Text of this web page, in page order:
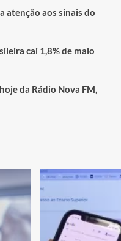
atenção aos sinais do
cai 1,8% de maio
da Rádio Nova FM,